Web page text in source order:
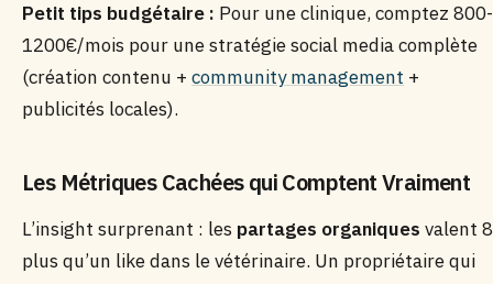
Petit tips budgétaire : Pour une clinique, comptez 800-
1200€/mois pour une stratégie social media complète
(création contenu + community management +
publicités locales).
Les Métriques Cachées qui Comptent Vraiment
L’insight surprenant : les partages organiques valent
plus qu’un like dans le vétérinaire. Un propriétaire qui